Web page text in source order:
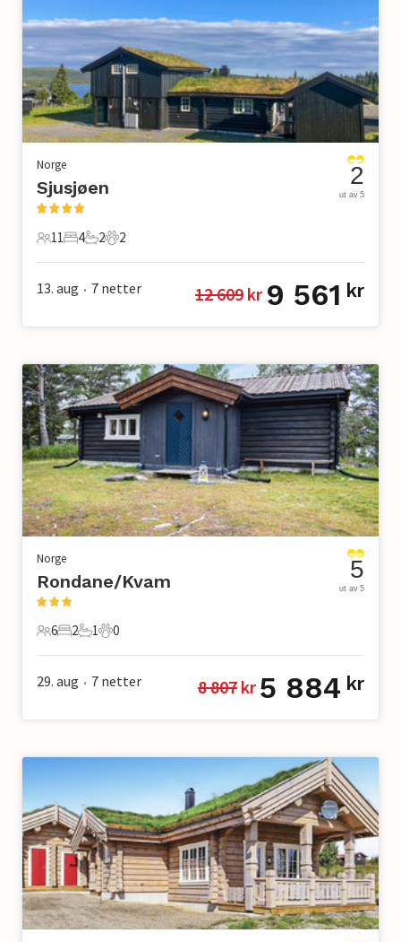
Norge
Sjusjøen
11 Gjester
11
4 Soverom
4
2 Bad
2
2 Kjæledyr
2
2
ut av 5
13. aug • 7 netter 12 609 kr 9 561 kr
Norge
Rondane/Kvam
6 Gjester
6
2 Soverom
2
1 Bad
1
0 Kjæledyr
0
5
ut av 5
29. aug • 7 netter 8 807 kr 5 884 kr